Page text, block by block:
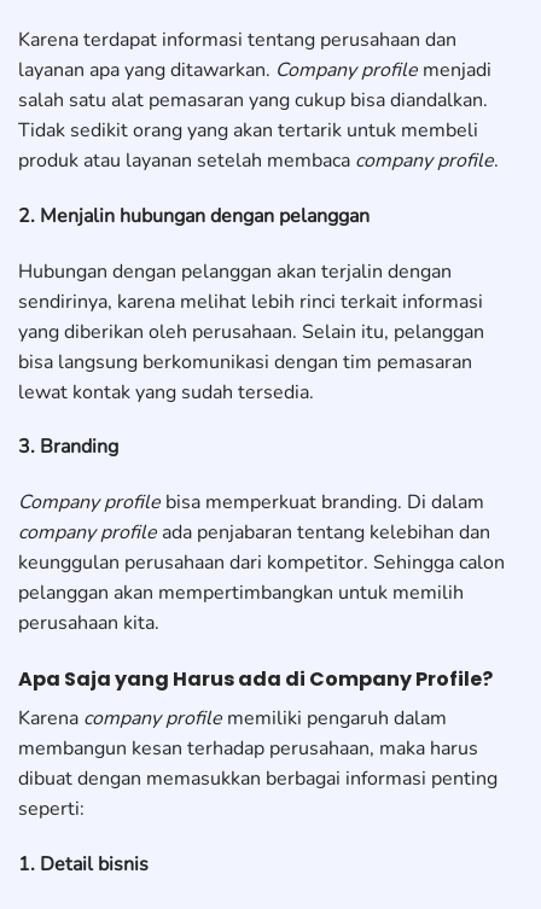
Karena terdapat informasi tentang perusahaan dan
layanan apa yang ditawarkan. Company profile menjadi
salah satu alat pemasaran yang cukup bisa diandalkan.
Tidak sedikit orang yang akan tertarik untuk membeli
produk atau layanan setelah membaca company profile.
2. Menjalin hubungan dengan pelanggan
Hubungan dengan pelanggan akan terjalin dengan
sendirinya, karena melihat lebih rinci terkait informasi
yang diberikan oleh perusahaan. Selain itu, pelanggan
bisa langsung berkomunikasi dengan tim pemasaran
lewat kontak yang sudah tersedia.
3. Branding
Company profile bisa memperkuat branding. Di dalam
company profile ada penjabaran tentang kelebihan dan
keunggulan perusahaan dari kompetitor. Sehingga calon
pelanggan akan mempertimbangkan untuk memilih
perusahaan kita.
Apa Saja yang Harus ada di Company Profile?
Karena company profile memiliki pengaruh dalam
membangun kesan terhadap perusahaan, maka harus
dibuat dengan memasukkan berbagai informasi penting
seperti:
1. Detail bisnis